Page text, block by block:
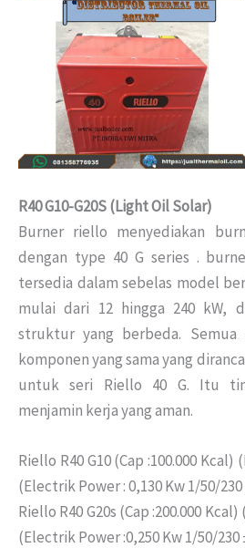
R40 G10-G20S (Light Oil Solar)
Burner riello menyediakan
dengan type 40 G series .
tersedia dalam sebelas model
mulai dari 12 hingga 240 kW,
struktur yang berbeda. Semua
komponen yang sama yang
untuk seri Riello 40 G. Itu
menjamin kerja yang aman.
Riello R40 G10 (Cap :100.000
(Electrik Power : 0,130 Kw 1/50/
Riello R40 G20s (Cap :200.000
(Electrik Power :0,250 Kw 1/50/230